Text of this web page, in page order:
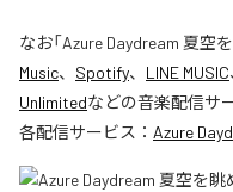
なお「Azure Daydream 夏空
Music、 Spotify、 LINE MUSIC
Unlimitedなどの音楽配信サ
各配信サービス： Azure